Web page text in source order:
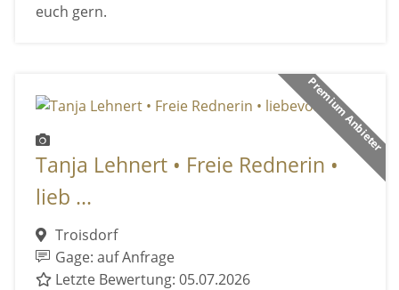
euch gern.
Premium Anbieter
Tanja Lehnert • Freie Rednerin •
lieb ...
Troisdorf
Gage: auf Anfrage
Letzte Bewertung: 05.07.2026